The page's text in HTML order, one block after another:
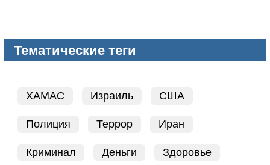
Тематические теги
ХАМАС Израиль США
Полиция Террор Иран
Криминал Деньги Здоровье